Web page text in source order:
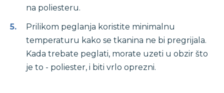
na poliesteru.
Prilikom peglanja koristite minimalnu
temperaturu kako se tkanina ne bi pregrijala.
Kada trebate peglati, morate uzeti u obzir što
je to - poliester, i biti vrlo oprezni.